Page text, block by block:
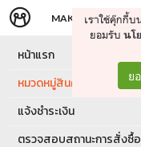
จัดการรถเข็น ดำเ
MAKERSเราใช้คุ๊กกี้บ
ยอมรับ นโ
ย
หน้าแรก
หมวดหมู่สินค้า
แจ้งชำระเงิน
ตรวจสอบสถานะการสั่งซื้อ